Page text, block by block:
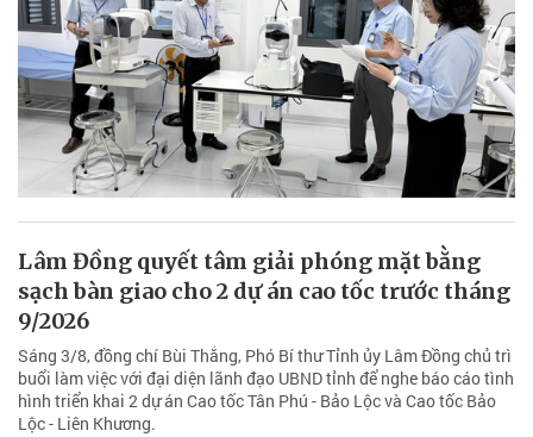
Lâm Đồng quyết tâm giải phóng mặt bằng
sạch bàn giao cho 2 dự án cao tốc trước tháng
9/2026
Sáng 3/8, đồng chí Bùi Thắng, Phó Bí thư Tỉnh ủy Lâm Đồng chủ trì
buổi làm việc với đại diện lãnh đạo UBND tỉnh để nghe báo cáo tình
hình triển khai 2 dự án Cao tốc Tân Phú - Bảo Lộc và Cao tốc Bảo
Lộc - Liên Khương.